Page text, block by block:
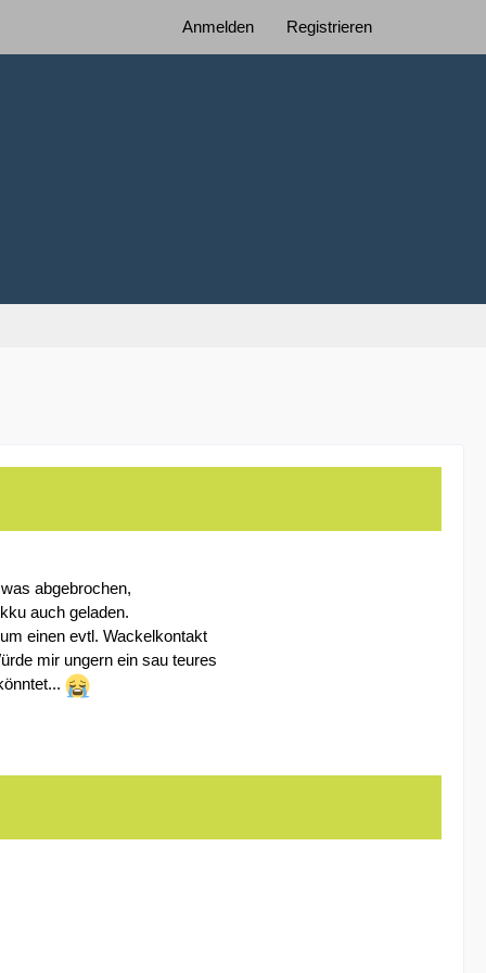
Anmelden Registrieren
abgebrochen,
auch geladen.
einen evtl. Wackelkontakt
mir ungern ein sau teures